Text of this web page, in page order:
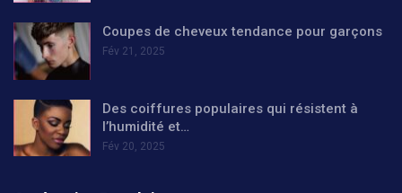
Coupes de cheveux tendance pour garçons
Fév 21, 2025
Des coiffures populaires qui résistent à
l’humidité et…
Fév 20, 2025